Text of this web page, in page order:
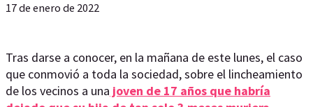
17 de enero de 2022
Tras darse a conocer, en la mañana de este lunes, el caso
que conmovió a toda la sociedad, sobre el lincheamiento
de los vecinos a una joven de 17 años que habría